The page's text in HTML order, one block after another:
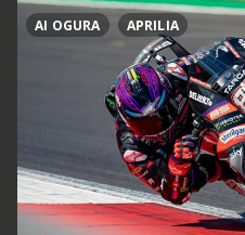
AI OGURA APRILIA